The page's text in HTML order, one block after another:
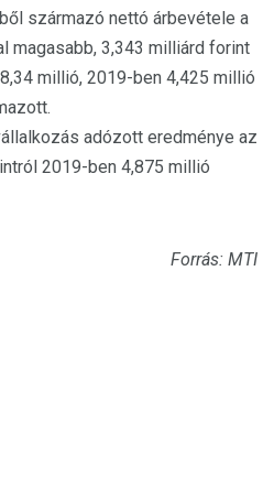
származó nettó árbevétele a
magasabb, 3,343 milliárd forint
millió, 2019-ben 4,425 millió
adózott eredménye az
2019-ben 4,875 millió
Forrás: MTI